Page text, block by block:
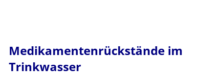
Medikamentenrückstände im
Trinkwasser